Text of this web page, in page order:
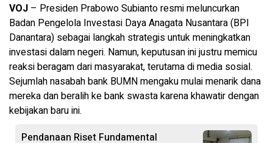
VOJ – Presiden Prabowo Subianto resmi meluncurkan
Badan Pengelola Investasi Daya Anagata Nusantara (BPI
Danantara) sebagai langkah strategis untuk meningkatkan
investasi dalam negeri. Namun, keputusan ini justru memicu
reaksi beragam dari masyarakat, terutama di media sosial.
Sejumlah nasabah bank BUMN mengaku mulai menarik dana
mereka dan beralih ke bank swasta karena khawatir dengan
kebijakan baru ini.
Pendanaan Riset Fundamental